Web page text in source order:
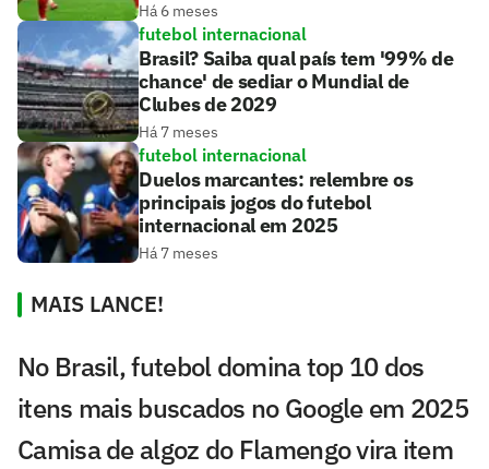
Há 6 meses
futebol internacional
Brasil? Saiba qual país tem '99% de
chance' de sediar o Mundial de
Clubes de 2029
Há 7 meses
futebol internacional
Duelos marcantes: relembre os
principais jogos do futebol
internacional em 2025
Há 7 meses
MAIS LANCE!
No Brasil, futebol domina top 10 dos
itens mais buscados no Google em 2025
Camisa de algoz do Flamengo vira item